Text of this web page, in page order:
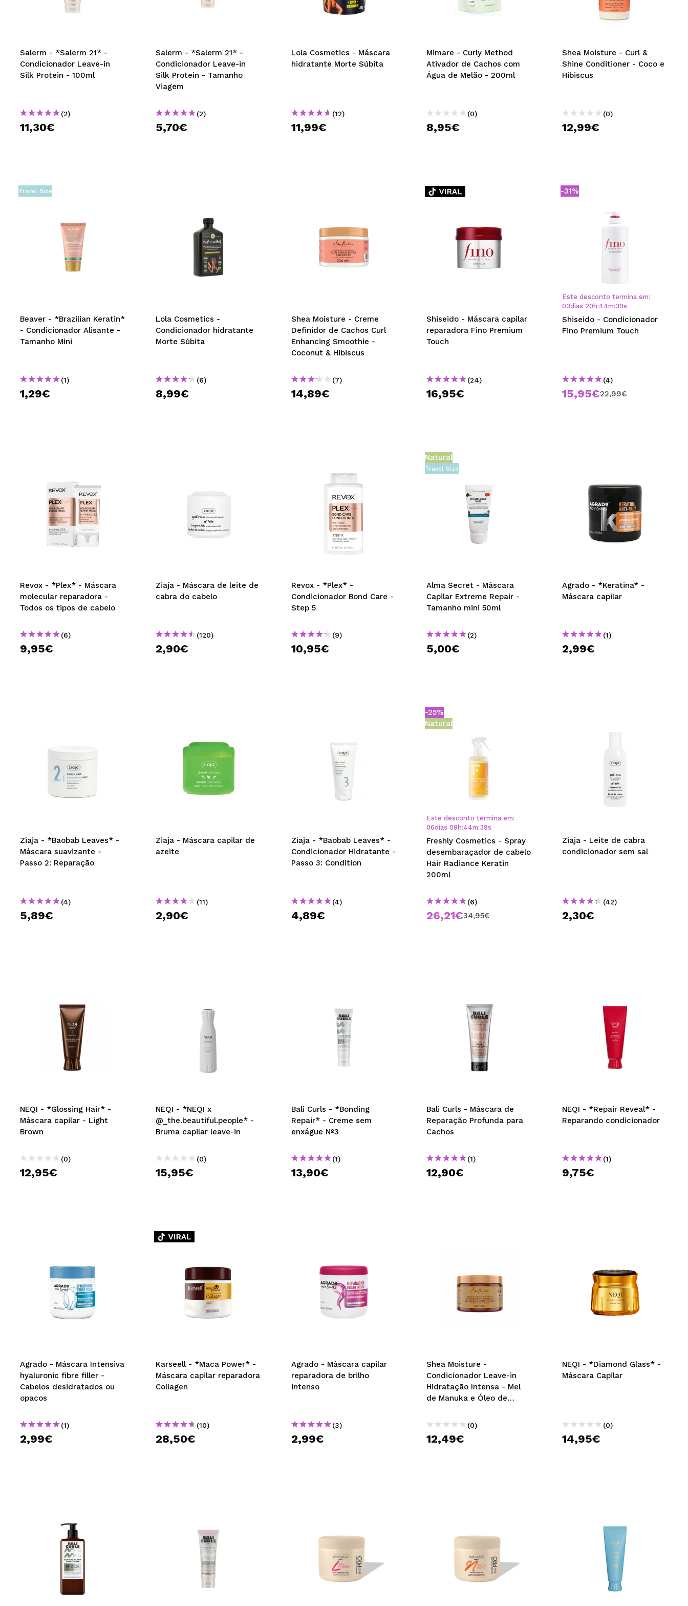
MAQUIFARMA
TRAVEL SIZE
NATURE
DESCONTOS
OUTLET
BLOG
Salerm - *Salerm 21* -
Condicionador Leave-in
Silk Protein - 100ml
(2)
11,30€
Salerm - *Salerm 21* -
Condicionador Leave-in
Silk Protein - Tamanho
Viagem
(2)
5,70€
Lola Cosmetics - Máscara
hidratante Morte Súbita
(12)
11,99€
Mimare - Curly Method
Ativador de Cachos com
Água de Melão - 200ml
(0)
8,95€
Shea Moisture - Curl &
Shine Conditioner - Coco e
Hibiscus
(0)
12,99€
Travel Size
Beaver - *Brazilian Keratin*
- Condicionador Alisante -
Tamanho Mini
(1)
1,29€
Lola Cosmetics -
Condicionador hidratante
Morte Súbita
(6)
8,99€
Shea Moisture - Creme
Definidor de Cachos Curl
Enhancing Smoothie -
Coconut & Hibiscus
(7)
14,89€
Shiseido - Máscara capilar
reparadora Fino Premium
Touch
(24)
16,95€
-31%
Este desconto termina em:
03dias 20 h:44m:38s
Shiseido - Condicionador
Fino Premium Touch
(4)
15,95€22,99€
Revox - *Plex* - Máscara
molecular reparadora -
Todos os tipos de cabelo
(6)
9,95€
Ziaja - Máscara de leite de
cabra do cabelo
(120)
2,90€
Revox - *Plex* -
Condicionador Bond Care -
Step 5
(9)
10,95€
Natural
Travel Size
Alma Secret - Máscara
Capilar Extreme Repair -
Tamanho mini 50ml
(2)
5,00€
Agrado - *Keratina* -
Máscara capilar
(1)
2,99€
Ziaja - *Baobab Leaves* -
Máscara suavizante -
Passo 2: Reparação
(4)
5,89€
Ziaja - Máscara capilar de
azeite
(11)
2,90€
Ziaja - *Baobab Leaves* -
Condicionador Hidratante -
Passo 3: Condition
(4)
4,89€
-25%
Natural
Este desconto termina em:
06dias 08 h:44m:38s
Freshly Cosmetics - Spray
desembaraçador de cabelo
Hair Radiance Keratin
200ml
(6)
26,21€34,95€
Ziaja - Leite de cabra
condicionador sem sal
(42)
2,30€
NEQI - *Glossing Hair* -
Máscara capilar - Light
Brown
(0)
12,95€
NEQI - *NEQI x
@_the.beautiful.people* -
Bruma capilar leave-in
(0)
15,95€
Bali Curls - *Bonding
Repair* - Creme sem
enxágue Nº3
(1)
13,90€
Bali Curls - Máscara de
Reparação Profunda para
Cachos
(1)
12,90€
NEQI - *Repair Reveal* -
Reparando condicionador
(1)
9,75€
Agrado - Máscara Intensiva
hyaluronic fibre filler -
Cabelos desidratados ou
opacos
(1)
2,99€
Karseell - *Maca Power* -
Máscara capilar reparadora
Collagen
(10)
28,50€
Agrado - Máscara capilar
reparadora de brilho
intenso
(3)
2,99€
Shea Moisture -
Condicionador Leave-in
Hidratação Intensa - Mel
de Manuka e Óleo de
(0)
12,49€
NEQI - *Diamond Glass* -
Máscara Capilar
(0)
14,95€